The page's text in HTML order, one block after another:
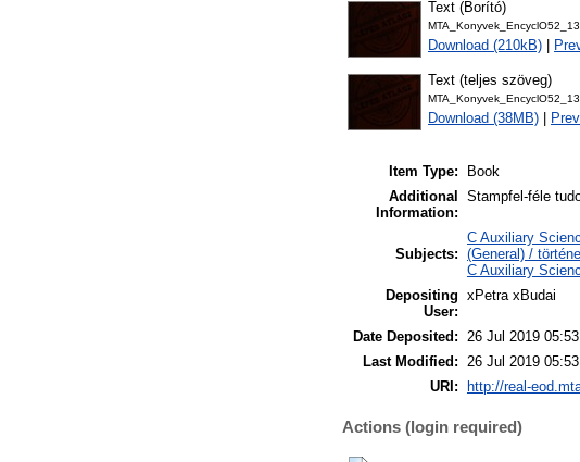
Text (Borító)
Download (210kB)
Text (teljes szöveg)
Download (38MB)
Item Type:
Book
Additional
Information:
Stampfel-féle
Subjects:
C Auxiliary
(General) /
C Auxiliary
Depositing
User:
xPetra xBudai
Date Deposited: 26 Jul 2019 05:53
Last Modified: 26 Jul 2019 05:53
URI:
http://real-
Actions (login required)